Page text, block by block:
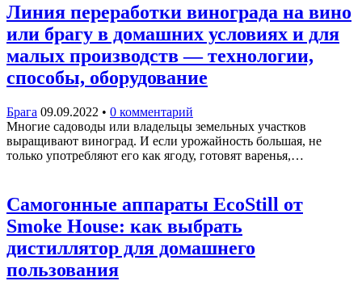
Линия переработки винограда на вино
или брагу в домашних условиях и для
малых производств — технологии,
способы, оборудование
Брага 09.09.2022 • 0 комментарий
Многие садоводы или владельцы земельных участков
выращивают виноград. И если урожайность большая, не
только употребляют его как ягоду, готовят варенья,…
Самогонные аппараты EcoStill от
Smoke Housе: как выбрать
дистиллятор для домашнего
пользования